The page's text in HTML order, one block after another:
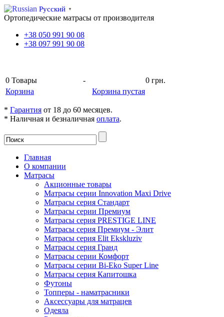
Русский ▼
Ортопедические матрасы от производителя
+38 050 991 90 08
+38 097 991 90 08
0 Товары -
0 грн.
Корзина
Корзина пустая
* Гарантия от 18 до 60 месяцев.
* Наличная и безналичная оплата.
Главная
О компании
Матрасы
Акционные товары
Матрасы серии Innovation Maxi Drive
Матрасы серия Стандарт
Матрасы серии Премиум
Матрасы серия PRESTIGE LINE
Матрасы серия Премиум - Элит
Матрасы серия Elit Ekskluziv
Матрасы серия Гранд
Матрасы серии Комфорт
Матрасы серии Bi-Eko Super Line
Матрасы серия Капитошка
Футоны
Топперы - наматрасники
Аксессуары для матрацев
Одеяла